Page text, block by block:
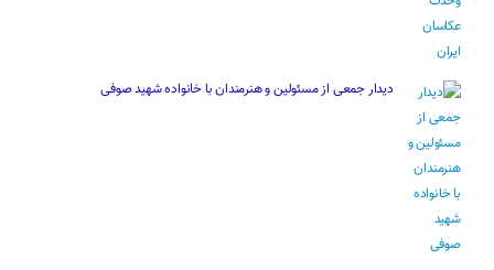
دیدار جمعی از مسئولین و هنرمندان با خانواده شهید صوفی